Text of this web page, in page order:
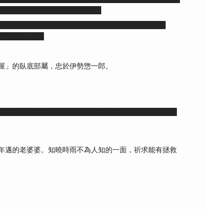
的臥底部屬，忠於伊勢惣一郎。
的老婆婆。知曉時雨不為人知的一面，祈求能有拯救